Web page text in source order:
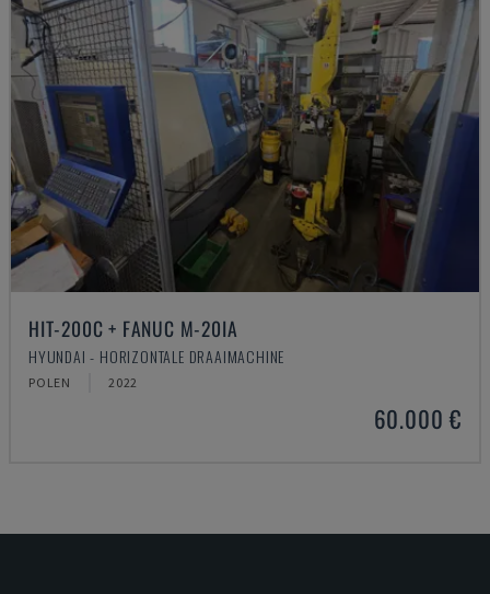
HIT-200C + FANUC M-20IA
HYUNDAI - HORIZONTALE DRAAIMACHINE
POLEN 2022
60.000 €